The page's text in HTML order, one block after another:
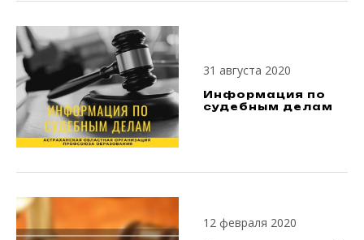
31 августа 2020
Информация по
судебным делам
12 февраля 2020